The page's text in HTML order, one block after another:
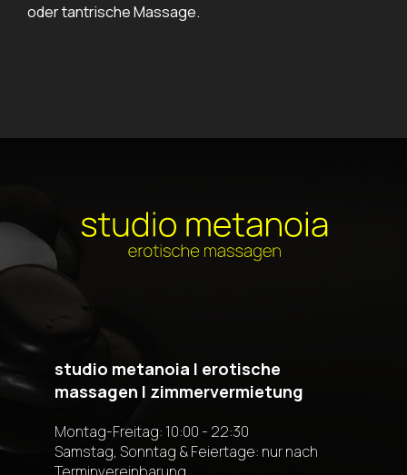
oder tantrische Massage.
studio metanoia I erotische
massagen I zimmervermietung
Montag-Freitag: 10:00 - 22:30
Samstag, Sonntag & Feiertage: nur nach